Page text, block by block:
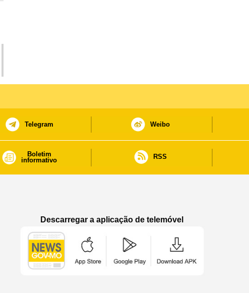
Telegram Weibo
Boletim
informativo
RSS
Descarregar a aplicação de telemóvel